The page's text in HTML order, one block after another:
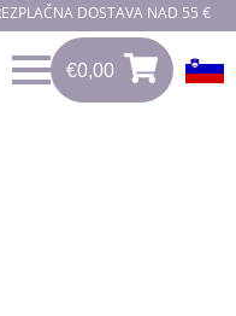
DOSTAVA NAD 55 €
€0,00
€0,00